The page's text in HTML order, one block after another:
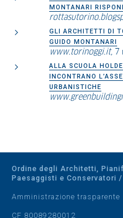
MONTANARI
GLI ARCHITETTI DI
GUIDO MONTANARI
www.torinoggi.it, 7
ALLA SCUOLA
INCONTRANO
URBANISTICHE
Ordine degli Architetti,
Paesaggisti e Conservatori /
Amministrazione trasparente
CF 80089280012